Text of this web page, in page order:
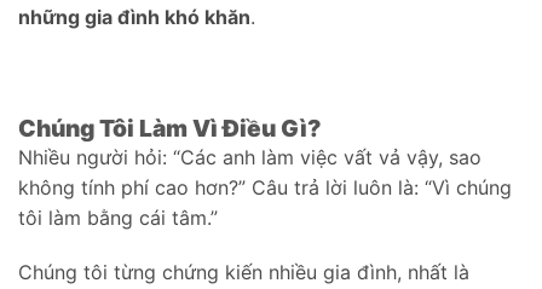
những gia đình khó khăn.
Chúng Tôi Làm Vì Điều Gì?
Nhiều người hỏi: “Các anh làm việc vất vả vậy, sao
không tính phí cao hơn?” Câu trả lời luôn là: “Vì chúng
tôi làm bằng cái tâm.”
Chúng tôi từng chứng kiến nhiều gia đình, nhất là